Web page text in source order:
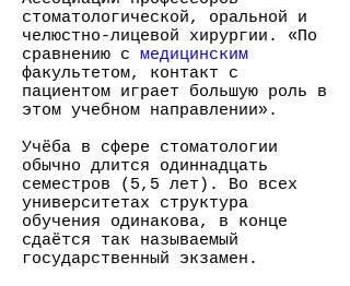
стоматологической, оральной и
челюстно-лицевой хирургии. «По
сравнению с медицинским
факультетом, контакт с
пациентом играет большую роль в
этом учебном направлении».
Учёба в сфере стоматологии
обычно длится одиннадцать
семестров (5,5 лет). Во всех
университетах структура
обучения одинакова, в конце
сдаётся так называемый
государственный экзамен.